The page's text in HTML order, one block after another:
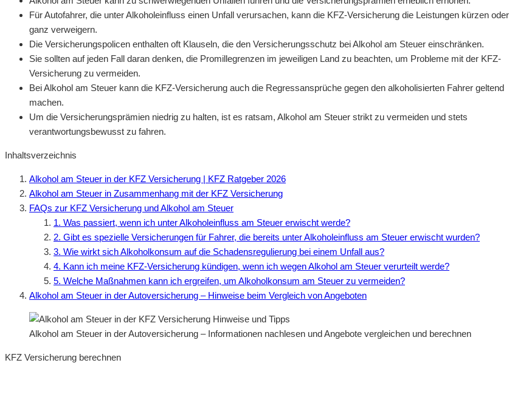
Für Autofahrer, die unter Alkoholeinfluss einen Unfall verursachen, kann die KFZ-Versicherung die Leistungen kürzen oder
ganz verweigern.
Die Versicherungspolicen enthalten oft Klauseln, die den Versicherungsschutz bei Alkohol am Steuer einschränken.
Sie sollten auf jeden Fall daran denken, die Promillegrenzen im jeweiligen Land zu beachten, um Probleme mit der KFZ-
Versicherung zu vermeiden.
Bei Alkohol am Steuer kann die KFZ-Versicherung auch die Regressansprüche gegen den alkoholisierten Fahrer geltend
machen.
Um die Versicherungsprämien niedrig zu halten, ist es ratsam, Alkohol am Steuer strikt zu vermeiden und stets
verantwortungsbewusst zu fahren.
Inhaltsverzeichnis
Alkohol am Steuer in der KFZ Versicherung | KFZ Ratgeber 2026
Alkohol am Steuer in Zusammenhang mit der KFZ Versicherung
FAQs zur KFZ Versicherung und Alkohol am Steuer
1. Was passiert, wenn ich unter Alkoholeinfluss am Steuer erwischt werde?
2. Gibt es spezielle Versicherungen für Fahrer, die bereits unter Alkoholeinfluss am Steuer erwischt wurden?
3. Wie wirkt sich Alkoholkonsum auf die Schadensregulierung bei einem Unfall aus?
4. Kann ich meine KFZ-Versicherung kündigen, wenn ich wegen Alkohol am Steuer verurteilt werde?
5. Welche Maßnahmen kann ich ergreifen, um Alkoholkonsum am Steuer zu vermeiden?
Alkohol am Steuer in der Autoversicherung – Hinweise beim Vergleich von Angeboten
Alkohol am Steuer in der Autoversicherung – Informationen nachlesen und Angebote vergleichen und berechnen
KFZ Versicherung berechnen